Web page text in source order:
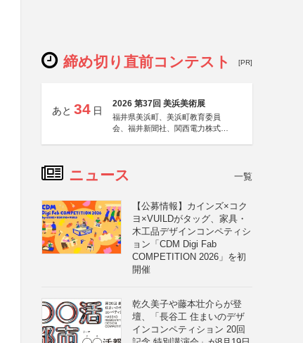
締め切り直前コンテスト [PR]
あと 34 日
2026 第37回 美浜美術展
福井県美浜町、美浜町教育委員
会、福井新聞社、関西電力株式会
ニュース 一覧
【公募情報】カインズ×コク
ヨ×VUILDがタッグ、家具・
木工品デザインコンペティシ
ョン「CDM Digi Fab
COMPETITION 2026」を初
開催
乾久美子や藤本壮介らが登
壇、「長谷工 住まいのデザ
インコンペティション 20回